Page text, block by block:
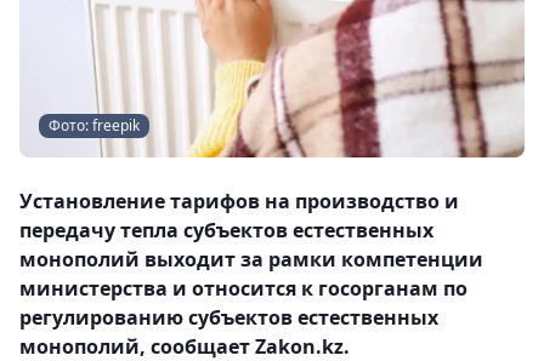
Фото: freepik
Установление тарифов на производство и
передачу тепла субъектов естественных
монополий выходит за рамки компетенции
министерства и относится к госорганам по
регулированию субъектов естественных
монополий, сообщает Zakon.kz.